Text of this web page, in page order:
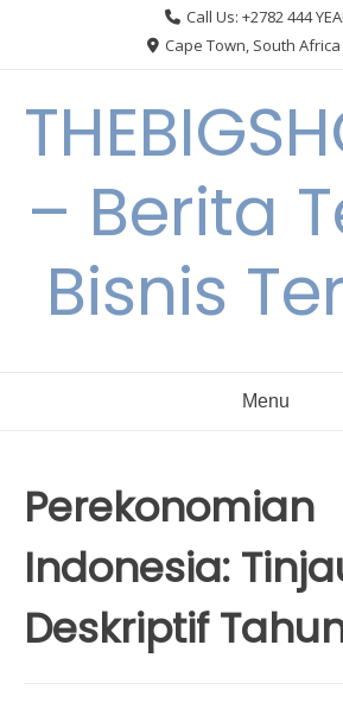
Call Us: +2782 444
Cape Town, South Africa
– Berita
Bisnis
Menu
Perekonomian
Indonesia:
Deskriptif